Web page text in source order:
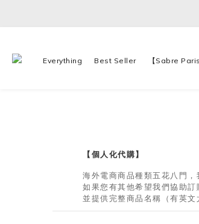
Everything Best Seller 【Sabre Paris
【個人化代購】
海外電商商品種類五花八門，
如果您有其他希望我們協助訂
並提供完整商品名稱（有英